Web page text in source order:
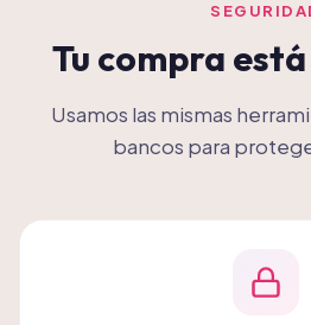
Tu compra
Usamos las mismas
bancos para